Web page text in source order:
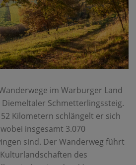
im Warburger Land
Schmetterlingssteig.
Kilometern schlängelt er sich
insgesamt 3.070
sind. Der Wanderweg führt
des